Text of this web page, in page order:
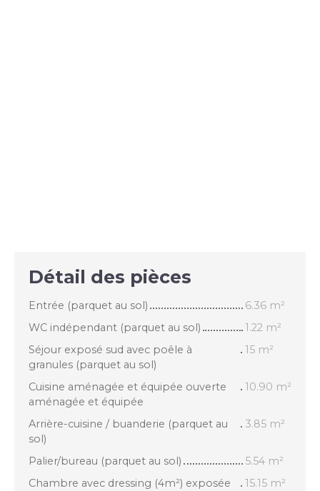
Détail des pièces
Entrée (parquet au sol)
6.36 m²
WC indépendant (parquet au sol)
1.22 m²
Séjour exposé sud avec poêle à
granules (parquet au sol)
15 m²
Cuisine aménagée et équipée ouverte
aménagée et équipée
10.90 m²
Arrière-cuisine / buanderie (parquet au
sol)
3.85 m²
Palier/bureau (parquet au sol)
5.54 m²
Chambre avec dressing (4m²) exposée
15.15 m²